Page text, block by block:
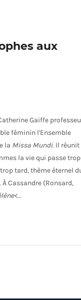
aux
Gaiffe
féminin l'Ensemble
la Missa Mundi. Il réunit
la vie qui passe trop
tard, thème éternel
À Cassandre (Ronsard,